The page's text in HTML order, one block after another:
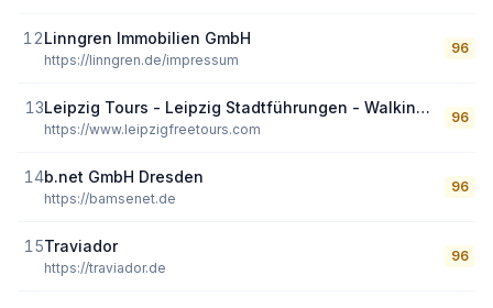
12Linngren Immobilien GmbH
https://linngren.de/impressum
96
13 Leipzig Tours - Leipzig Stadtführungen - Walking Tours
https://www.leipzigfreetours.com
96
14b.net GmbH Dresden
https://bamsenet.de
96
15Traviador
https://traviador.de
96